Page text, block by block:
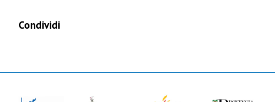
Condividi